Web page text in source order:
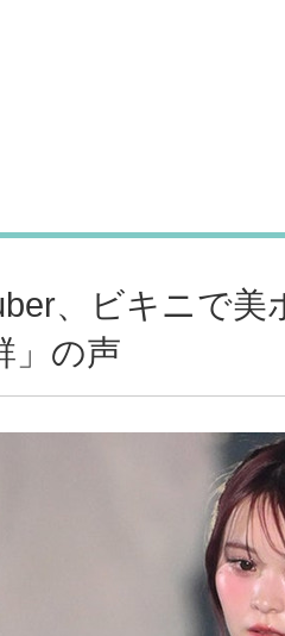
、ビキニで
」の声